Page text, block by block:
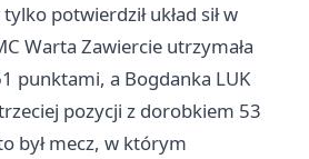
potwierdził układ sił w
Warta Zawiercie utrzymała
punktami, a Bogdanka LUK
pozycji z dorobkiem 53
był mecz, w którym